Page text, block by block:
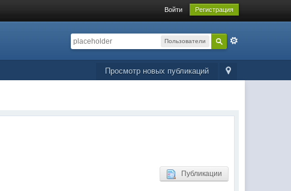
Войти Регистрация
Пользователи
Просмотр новых публикаций
Публикации